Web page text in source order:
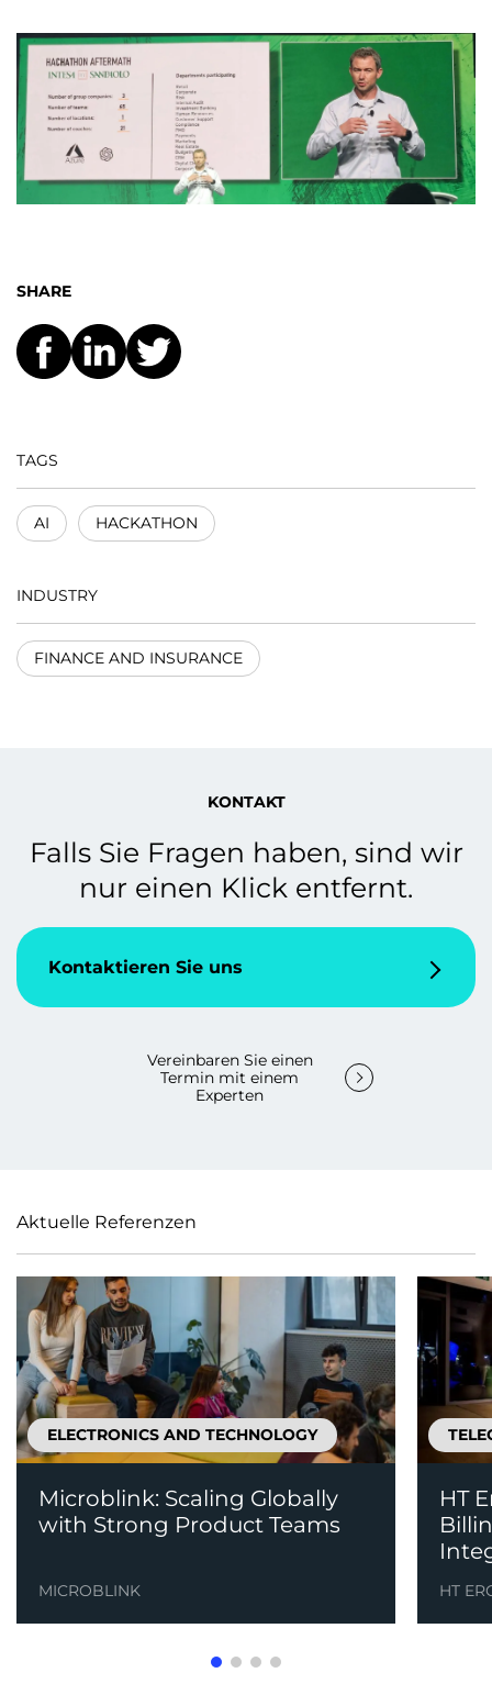
SHARE
TAGS
AI HACKATHON
INDUSTRY
FINANCE AND INSURANCE
KONTAKT
Falls Sie Fragen haben, sind wir
nur einen Klick entfernt.
Kontaktieren Sie uns
Vereinbaren Sie einen
Termin mit einem
Experten
Aktuelle Referenzen
ELECTRONICS AND TECHNOLOGY
Microblink: Scaling Globally
with Strong Product Teams
MICROBLINK
HT
HT